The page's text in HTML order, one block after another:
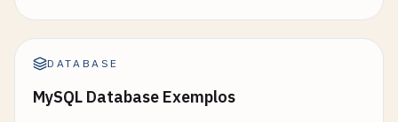
DATABASE
MySQL Database Exemplos